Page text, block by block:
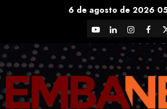
6 de agosto de 2026
YouTubeLinkedIn